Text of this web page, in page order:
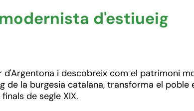
d'estiueig
d'Argentona i descobreix com el patrimoni
de la burgesia catalana, transforma el poble
de segle XIX.